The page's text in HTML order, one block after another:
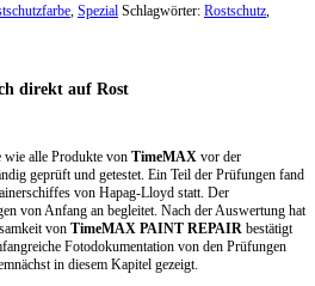
, Spezial Schlagwörter: Rostschutz,
direkt auf Rost
wie alle Produkte von TimeMAX vor der
geprüft und getestet. Ein Teil der Prüfungen fand
von Hapag-Lloyd statt. Der
von Anfang an begleitet. Nach der Auswertung hat
von TimeMAX PAINT REPAIR bestätigt
Fotodokumentation von den Prüfungen
in diesem Kapitel gezeigt.